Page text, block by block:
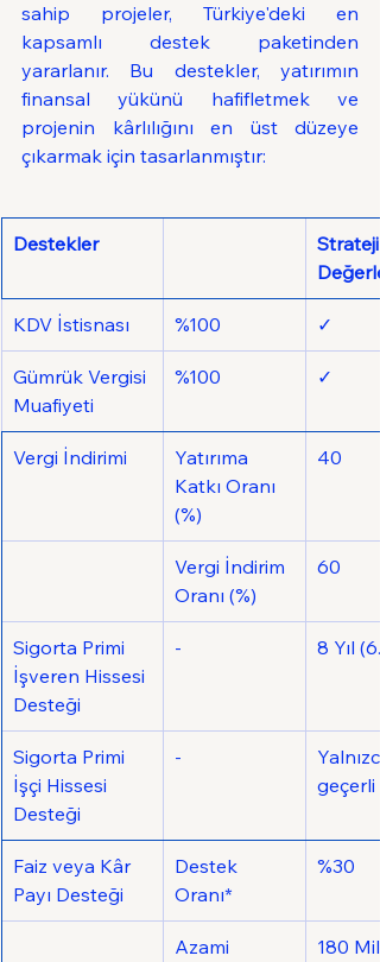
sahip projeler, Türkiye'deki en
kapsamlı destek paketinden
yararlanır. Bu destekler, yatırımın
finansal yükünü hafifletmek ve
projenin kârlılığını en üst düzeye
çıkarmak için tasarlanmıştır:
Destekler
KDV İstisnası %100 ✓
Gümrük Vergisi
Muafiyeti
%100 ✓
Vergi İndirimi
Yatırıma
Katkı Oranı
(%)
40
Vergi İndirim
Oranı (%)
60
Sigorta Primi
İşveren Hissesi
Desteği
- 8 Yıl
Sigorta Primi
İşçi Hissesi
Desteği
-
geçerli
Faiz veya Kâr
Payı Desteği
Destek
Oranı*
%30
Azami
180